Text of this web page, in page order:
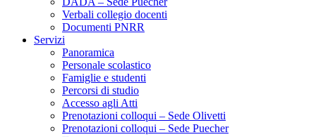
Verbali collegio docenti
Documenti PNRR
Servizi
Panoramica
Personale scolastico
Famiglie e studenti
Percorsi di studio
Accesso agli Atti
Prenotazioni colloqui – Sede Olivetti
Prenotazioni colloqui – Sede Puecher